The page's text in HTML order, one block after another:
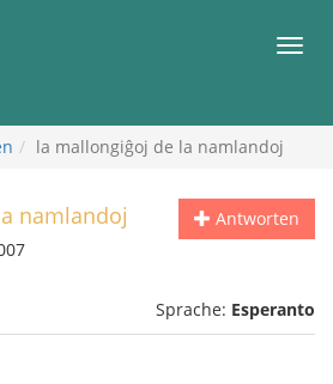
la mallongiĝoj de la namlandoj
Antworten
namlandoj
Sprache: Esperanto